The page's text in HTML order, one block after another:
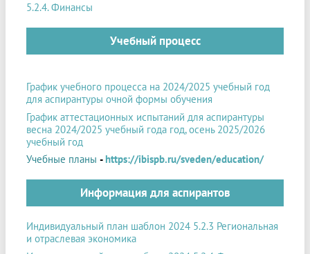
5.2.4. Финансы
Учебный процесс
График учебного процесса на 2024/2025 учебный год
для аспирантуры очной формы обучения
График аттестационных испытаний для аспирантуры
весна 2024/2025 учебный года год, осень 2025/2026
учебный год
Учебные планы -https://ibispb.ru/sveden/education/
Информация для аспирантов
Индивидуальный план шаблон 2024 5.2.3 Региональная
и отраслевая экономика